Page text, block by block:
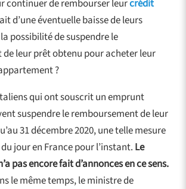
continuer de rembourser leurcrédit
d’une éventuelle baisse de leurs
possibilité de suspendre le
leur prêt obtenu pour acheter leur
?
qui ont souscrit un emprunt
suspendre le remboursement de leur
31 décembre 2020, une telle mesure
du jour en France pour l’instant. Le
pas encore fait d’annonces en ce sens.
le même temps, le ministre de